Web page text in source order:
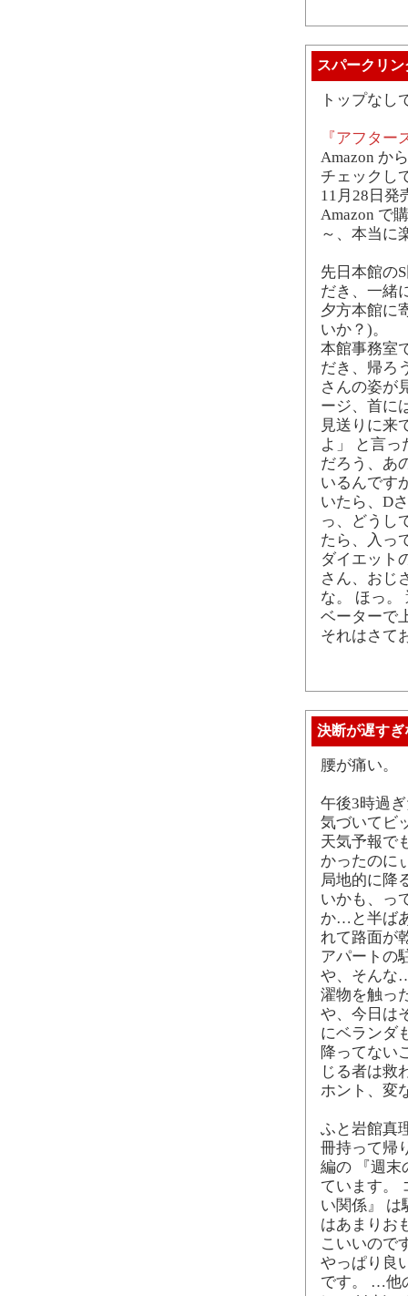
スパークリン
トップなし
『アフター
Amazon か
チェックし
11月28日発
Amazon で
～、本当に
先日本館の
だき、一緒
夕方本館に
いか？)。
本館事務室
だき、帰ろ
さんの姿が
ージ、首に
見送りに来
よ」 と言っ
だろう、あ
いるんです
いたら、D
っ、どうし
たら、入っ
ダイエット
さん、おじ
な。 ほっ。
ベーターで
それはさて
決断が遅すぎ
腰が痛い。
午後3時過
気づいてビ
天気予報で
かったのに
局地的に降
いかも、っ
か…と半ば
れて路面が
アパートの
や、そんな
濯物を触っ
や、今日は
にベランダ
降ってない
じる者は救
ホント、変
ふと岩館真
冊持って帰
編の 『週末
ています。
い関係』 は
はあまりお
こいいので
やっぱり良
です。 …他